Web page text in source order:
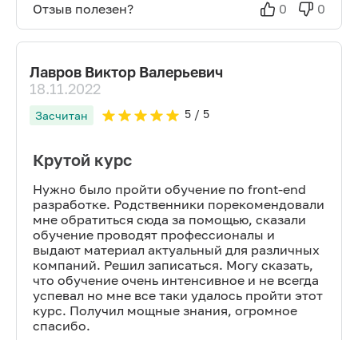
Отзыв полезен? 0 0
Лавров Виктор Валерьевич
18.11.2022
Засчитан 5/ 5
Крутой курс
Нужно было пройти обучение по front-end
разработке. Родственники порекомендовали
мне обратиться сюда за помощью, сказали
обучение проводят профессионалы и
выдают материал актуальный для различных
компаний. Решил записаться. Могу сказать,
что обучение очень интенсивное и не всегда
успевал но мне все таки удалось пройти этот
курс. Получил мощные знания, огромное
спасибо.